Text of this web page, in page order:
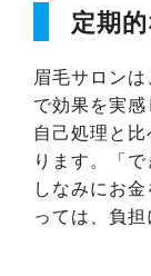
定期
眉毛サロン
で効果を実感
自己処理と
ります。「
しなみにお
っては、負担